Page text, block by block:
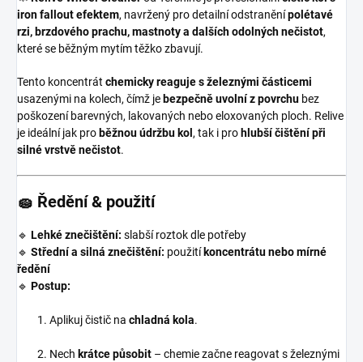
iron fallout efektem, navržený pro detailní odstraněnípolétavé
rzi, brzdového prachu, mastnoty a dalších odolných nečistot,
které se běžným mytím těžko zbavují.
Tento koncentrát chemicky reaguje s železnými částicemi
usazenými na kolech, čímž je bezpečně uvolní z povrchu bez
poškození barevných, lakovaných nebo eloxovaných ploch. Relive
je ideální jak pro běžnou údržbu kol , tak i pro hlubší čištění při
silné vrstvě nečistot.
🧽 Ředění & použití
🔹 Lehké znečištění: slabší roztok dle potřeby
🔹 Střední a silná znečištění: použití koncentrátu nebo mírné
ředění
🔹 Postup:
Aplikuj čistič na chladná kola.
Nech krátce působit – chemie začne reagovat s železnými